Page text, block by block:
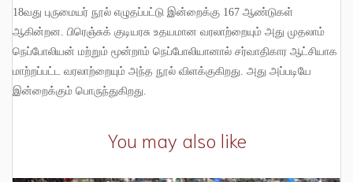
18வது புருமையர் நூல் எழுதப்பட்டு இன்றைக்கு 167 ஆண்டுகள்
ஆகின்றன. பிரெஞ்சுக் குடியரசு உதயமான வரலாற்றையும் அது முதலாம்
நெப்போலியன் மற்றும் மூன்றாம் நெப்போலியானால் சர்வாதிகார ஆட்சியாக
மாற்றப்பட்ட வரலாற்றையும் அந்த நூல் விளக்குகிறது. அது அப்படியே
இன்றைக்கும் பொருந்துகிறது.
You may also like